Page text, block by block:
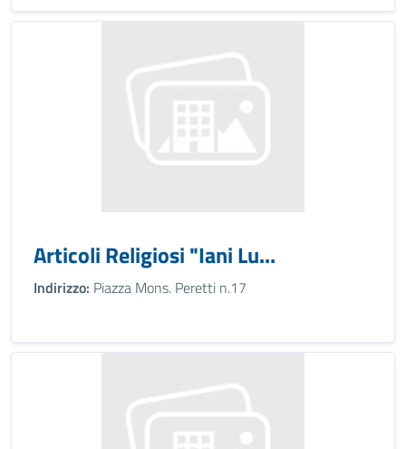
Articoli Religiosi "Iani Lu...
Indirizzo: Piazza Mons. Peretti n.17